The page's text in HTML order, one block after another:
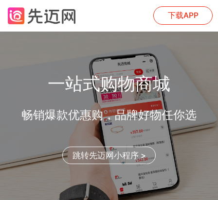
下载APP
一站式购物商城
畅销爆款优惠购，品牌好物任你选
跳转先迈网小程序 >